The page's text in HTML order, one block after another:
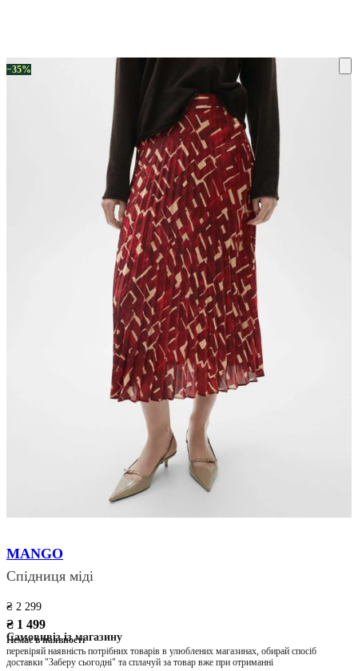
−35%
MANGO
Спідниця міді
₴ 2 299
₴ 1 499
Немає в наявності
Самовивіз із магазину
перевіряй наявність потрібних товарів в улюблених магазинах, обирай спосіб
доставки "Заберу сьогодні" та сплачуй за товар вже при отриманні